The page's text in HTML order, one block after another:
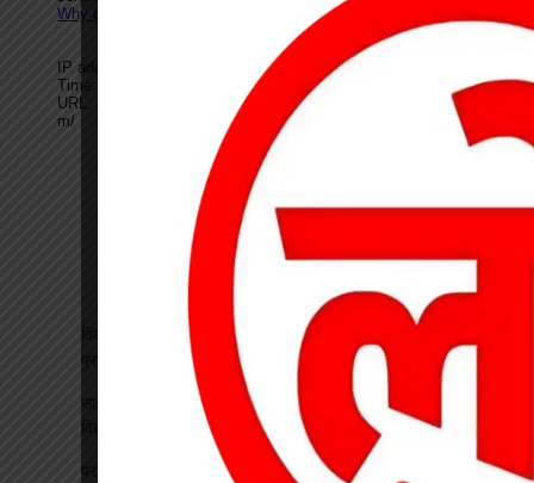
विकसित भारत रोजगार मिशन पर खारंग में एकदिवसीय प्रशिक्षण, जनपद
प्रतिनिधियों ने सीखी योजनाओं के प्रभावी क्रियान्वयन की बारीकियां
साइबर सुरक्षा एवं छात्र कानून जागरूकता कार्यक्रम आयोजित, प्रतिभावान
विद्यार्थियों का हुआ सम्मान
प्रधान पाठक पर हमला, स्कूल का चपरासी गिरफ्तार